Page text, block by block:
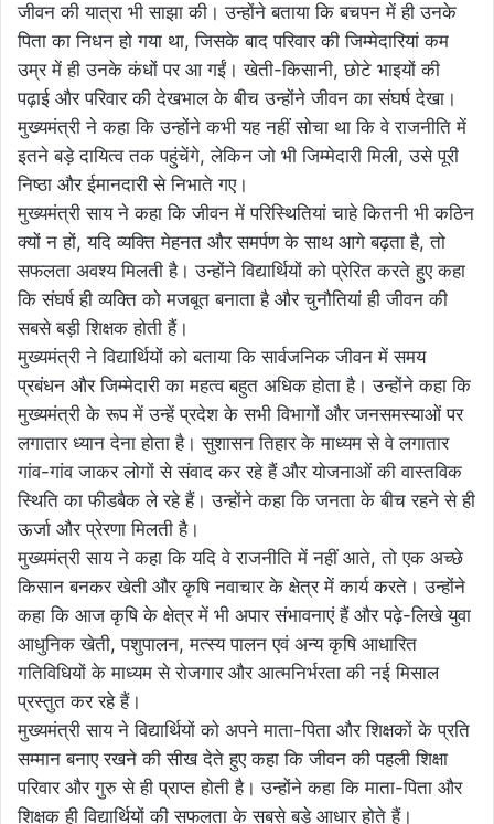
जीवन की यात्रा भी साझा की। उन्होंने बताया कि बचपन में ही उनके
पिता का निधन हो गया था, जिसके बाद परिवार की जिम्मेदारियां कम
उम्र में ही उनके कंधों पर आ गईं। खेती-किसानी, छोटे भाइयों की
पढ़ाई और परिवार की देखभाल के बीच उन्होंने जीवन का संघर्ष देखा।
मुख्यमंत्री ने कहा कि उन्होंने कभी यह नहीं सोचा था कि वे राजनीति में
इतने बड़े दायित्व तक पहुंचेंगे, लेकिन जो भी जिम्मेदारी मिली, उसे पूरी
निष्ठा और ईमानदारी से निभाते गए।
मुख्यमंत्री साय ने कहा कि जीवन में परिस्थितियां चाहे कितनी भी कठिन
क्यों न हों, यदि व्यक्ति मेहनत और समर्पण के साथ आगे बढ़ता है, तो
सफलता अवश्य मिलती है। उन्होंने विद्यार्थियों को प्रेरित करते हुए कहा
कि संघर्ष ही व्यक्ति को मजबूत बनाता है और चुनौतियां ही जीवन की
सबसे बड़ी शिक्षक होती हैं।
मुख्यमंत्री ने विद्यार्थियों को बताया कि सार्वजनिक जीवन में समय
प्रबंधन और जिम्मेदारी का महत्व बहुत अधिक होता है। उन्होंने कहा कि
मुख्यमंत्री के रूप में उन्हें प्रदेश के सभी विभागों और जनसमस्याओं पर
लगातार ध्यान देना होता है। सुशासन तिहार के माध्यम से वे लगातार
गांव-गांव जाकर लोगों से संवाद कर रहे हैं और योजनाओं की वास्तविक
स्थिति का फीडबैक ले रहे हैं। उन्होंने कहा कि जनता के बीच रहने से ही
ऊर्जा और प्रेरणा मिलती है।
मुख्यमंत्री साय ने कहा कि यदि वे राजनीति में नहीं आते, तो एक अच्छे
किसान बनकर खेती और कृषि नवाचार के क्षेत्र में कार्य करते। उन्होंने
कहा कि आज कृषि के क्षेत्र में भी अपार संभावनाएं हैं और पढ़े-लिखे युवा
आधुनिक खेती, पशुपालन, मत्स्य पालन एवं अन्य कृषि आधारित
गतिविधियों के माध्यम से रोजगार और आत्मनिर्भरता की नई मिसाल
प्रस्तुत कर रहे हैं।
मुख्यमंत्री साय ने विद्यार्थियों को अपने माता-पिता और शिक्षकों के प्रति
सम्मान बनाए रखने की सीख देते हुए कहा कि जीवन की पहली शिक्षा
परिवार और गुरु से ही प्राप्त होती है। उन्होंने कहा कि माता-पिता और
शिक्षक ही विद्यार्थियों की सफलता के सबसे बड़े आधार होते हैं।